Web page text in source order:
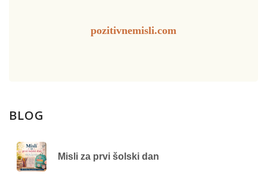
pozitivnemisli.com
BLOG
Misli za prvi šolski dan